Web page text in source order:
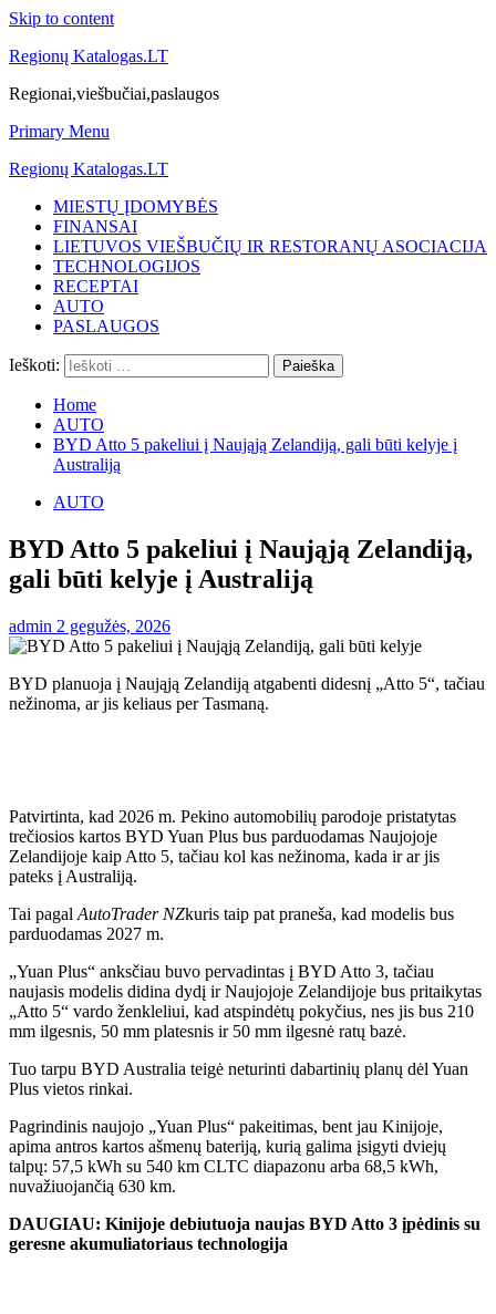
Skip to content
Regionų Katalogas.LT
Regionai,viešbučiai,paslaugos
Primary Menu
Regionų Katalogas.LT
MIESTŲ ĮDOMYBĖS
FINANSAI
LIETUVOS VIEŠBUČIŲ IR RESTORANŲ ASOCIACIJA
TECHNOLOGIJOS
RECEPTAI
AUTO
PASLAUGOS
Ieškoti:
Home
AUTO
BYD Atto 5 pakeliui į Naująją Zelandiją, gali būti kelyje į
Australiją
AUTO
BYD Atto 5 pakeliui į Naująją Zelandiją,
gali būti kelyje į Australiją
admin 2 gegužės, 2026
BYD planuoja į Naująją Zelandiją atgabenti didesnį „Atto 5“, tačiau
nežinoma, ar jis keliaus per Tasmaną.
Patvirtinta, kad 2026 m. Pekino automobilių parodoje pristatytas
trečiosios kartos BYD Yuan Plus bus parduodamas Naujojoje
Zelandijoje kaip Atto 5, tačiau kol kas nežinoma, kada ir ar jis
pateks į Australiją.
Tai pagal AutoTrader NZkuris taip pat praneša, kad modelis bus
parduodamas 2027 m.
„Yuan Plus“ anksčiau buvo pervadintas į BYD Atto 3, tačiau
naujasis modelis didina dydį ir Naujojoje Zelandijoje bus pritaikytas
„Atto 5“ vardo ženkleliui, kad atspindėtų pokyčius, nes jis bus 210
mm ilgesnis, 50 mm platesnis ir 50 mm ilgesnė ratų bazė.
Tuo tarpu BYD Australia teigė neturinti dabartinių planų dėl Yuan
Plus vietos rinkai.
Pagrindinis naujojo „Yuan Plus“ pakeitimas, bent jau Kinijoje,
apima antros kartos ašmenų bateriją, kurią galima įsigyti dviejų
talpų: 57,5 ​​kWh su 540 km CLTC diapazonu arba 68,5 kWh,
nuvažiuojančią 630 km.
DAUGIAU: Kinijoje debiutuoja naujas BYD Atto 3 įpėdinis su
geresne akumuliatoriaus technologija